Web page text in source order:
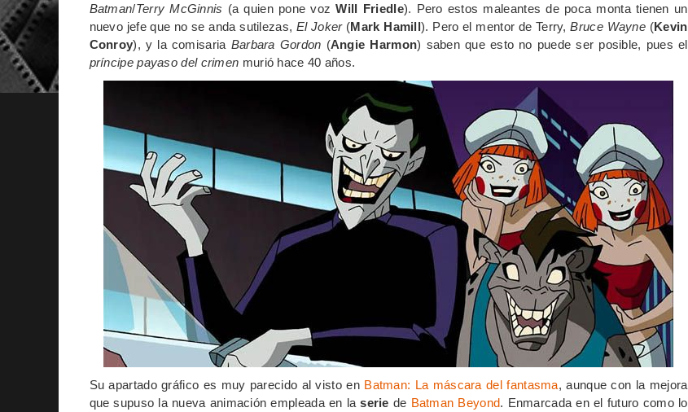
Batman/Terry McGinnis (a quien pone vozWill Friedle). Pero estos maleantes de poca monta tienen un
nuevo jefe que no se anda sutilezas, El Joker(Mark Hamill). Pero el mentor de Terry,Bruce Wayne (Kevin
Conroy), y la comisaria Barbara Gordon (Angie Harmon) saben que esto no puede ser posible, pues el
príncipe payaso del crimen murió hace 40 años.
Su apartado gráfico es muy parecido al visto en Batman: La máscara del fantasma, aunque con la mejora
que supuso la nueva animación empleada en laserie de Batman Beyond. Enmarcada en el futuro como lo